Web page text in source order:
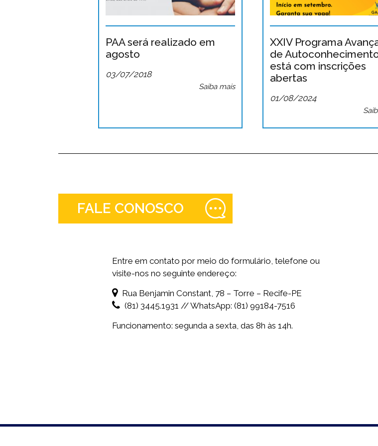
PAA será realizado em
agosto
03/07/2018
Saiba mais
XXIV Programa
de
está com inscrições
abertas
01/08/2024
FALE CONOSCO
Entre em contato por meio do formulário, telefone ou
visite-nos no seguinte endereço:
Rua Benjamin Constant, 78 – Torre – Recife-PE
(81) 3445.1931 // WhatsApp: (81) 99184-7516
Funcionamento: segunda a sexta, das 8h às 14h.